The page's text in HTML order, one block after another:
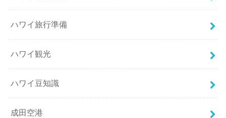
ハワイ旅行準備
ハワイ観光
ハワイ豆知識
成田空港